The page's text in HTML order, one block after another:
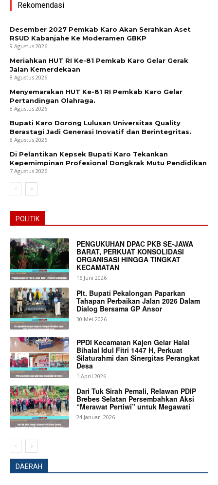
Rekomendasi
Desember 2027 Pemkab Karo Akan Serahkan Aset
RSUD Kabanjahe Ke Moderamen GBKP
9 Agustus 2026
Meriahkan HUT RI Ke-81 Pemkab Karo Gelar Gerak
Jalan Kemerdekaan
8 Agustus 2026
Menyemarakan HUT Ke-81 RI Pemkab Karo Gelar
Pertandingan Olahraga.
8 Agustus 2026
Bupati Karo Dorong Lulusan Universitas Quality
Berastagi Jadi Generasi Inovatif dan Berintegritas.
8 Agustus 2026
Di Pelantikan Kepsek Bupati Karo Tekankan
Kepemimpinan Profesional Dongkrak Mutu Pendidikan
7 Agustus 2026
POLITIK
PENGUKUHAN DPAC PKB SE-JAWA
BARAT, PERKUAT KONSOLIDASI
ORGANISASI HINGGA TINGKAT
KECAMATAN
16 Juni 2026
Plt. Bupati Pekalongan Paparkan
Tahapan Perbaikan Jalan 2026 Dalam
Dialog Bersama GP Ansor
30 Mei 2026
PPDI Kecamatan Kajen Gelar Halal
Bihalal Idul Fitri 1447 H, Perkuat
Silaturahmi dan Sinergitas Perangkat
Desa
1 April 2026
Dari Tuk Sirah Pemali, Relawan PDIP
Brebes Selatan Persembahkan Aksi
“Merawat Pertiwi” untuk Megawati
24 Januari 2026
DAERAH